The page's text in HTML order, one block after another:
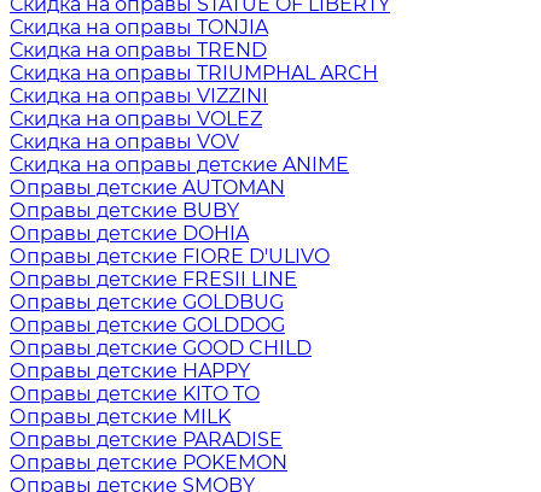
Скидка на оправы TONJIA
Скидка на оправы TREND
Скидка на оправы TRIUMPHAL ARCH
Скидка на оправы VIZZINI
Скидка на оправы VOLEZ
Скидка на оправы VOV
Скидка на оправы детские ANIME
Оправы детские AUTOMAN
Оправы детские BUBY
Оправы детские DOHIA
Оправы детские FIORE D'ULIVO
Оправы детские FRESII LINE
Оправы детские GOLDBUG
Оправы детские GOLDDOG
Оправы детские GOOD CHILD
Оправы детские HAPPY
Оправы детские KITO TO
Оправы детские MILK
Оправы детские PARADISE
Оправы детские POKEMON
Оправы детские SMOBY